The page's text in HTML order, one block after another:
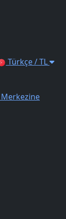
Türkçe / TL